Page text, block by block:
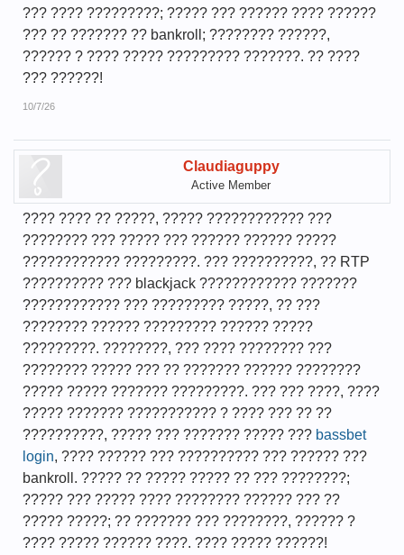
??? ???? ?????????; ????? ??? ?????? ???? ??????
??? ?? ??????? ?? bankroll; ???????? ??????,
?????? ? ???? ????? ????????? ???????. ?? ????
??? ??????!
10/7/26
Claudiaguppy
Active Member
???? ???? ?? ?????, ????? ???????????? ???
???????? ??? ????? ??? ?????? ?????? ?????
???????????? ?????????. ??? ??????????, ?? RTP
?????????? ??? blackjack ???????????? ???????
???????????? ??? ????????? ?????, ?? ???
???????? ?????? ????????? ?????? ?????
?????????. ????????, ??? ???? ???????? ???
???????? ????? ??? ?? ??????? ?????? ????????
????? ????? ??????? ?????????. ??? ??? ????, ????
????? ??????? ??????????? ? ???? ??? ?? ??
??????????, ????? ??? ??????? ????? ??? bassbet
login, ???? ?????? ??? ?????????? ??? ?????? ???
bankroll. ????? ?? ????? ????? ?? ??? ????????;
????? ??? ????? ???? ???????? ?????? ??? ??
????? ?????; ?? ??????? ??? ????????, ?????? ?
???? ????? ?????? ????. ???? ????? ??????!